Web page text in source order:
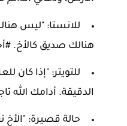
للانستا: "ليس
هنالك صديق كالأخ.
للتويتر: "إذا كان
الدقيقة. أدامك الله
حالة قصيرة: